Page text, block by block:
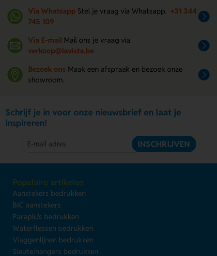
Via Whatsapp Stel je vraag via Whatsapp. +31 344
745 109
Via E-mail Mail ons je vraag via
verkoop@lavista.be
Bezoek ons Maak een afspraak en bezoek onze
showroom.
Schrijf je in voor onze nieuwsbrief en laat je
inspireren!
INSCHRIJVEN
Populaire artikelen
Aanstekers bedrukken
BIC aanstekers
Paraplu's bedrukken
Waterflessen bedrukken
Vlaggenlijnen bedrukken
Sleutelhangers bedrukken